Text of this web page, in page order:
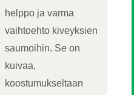
helppo ja varma
vaihtoehto kiveyksien
saumoihin. Se on
kuivaa,
koostumukseltaan